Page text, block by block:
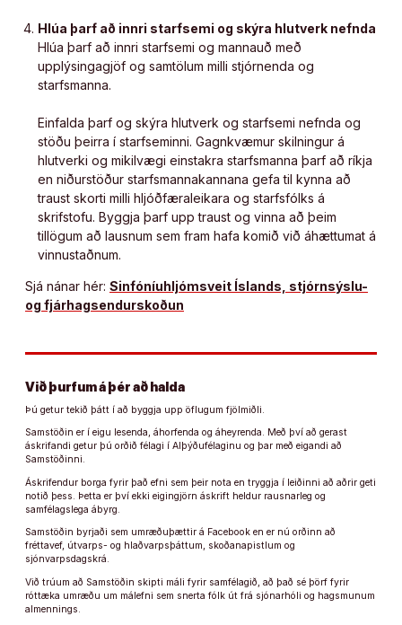
Hlúa þarf að innri starfsemi og skýra hlutverk nefnda
Hlúa þarf að innri starfsemi og mannauð með
upplýsingagjöf og samtölum milli stjórnenda og
starfsmanna.
Einfalda þarf og skýra hlutverk og starfsemi nefnda og
stöðu þeirra í starfseminni. Gagnkvæmur skilningur á
hlutverki og mikilvægi einstakra starfsmanna þarf að ríkja
en niðurstöður starfsmannakannana gefa til kynna að
traust skorti milli hljóðfæraleikara og starfsfólks á
skrifstofu. Byggja þarf upp traust og vinna að þeim
tillögum að lausnum sem fram hafa komið við áhættumat á
vinnustaðnum.
Sjá nánar hér: Sinfóníuhljómsveit Íslands, stjórnsýslu-
og fjárhagsendurskoðun
Við þurfum á þér að halda
Þú getur tekið þátt í að byggja upp öflugum fjölmiðli.
Samstöðin er í eigu lesenda, áhorfenda og áheyrenda. Með því að gerast
áskrifandi getur þú orðið félagi í Alþýðufélaginu og þar með eigandi að
Samstöðinni.
Áskrifendur borga fyrir það efni sem þeir nota en tryggja í leiðinni að aðrir geti
notið þess. Þetta er því ekki eigingjörn áskrift heldur rausnarleg og
samfélagslega ábyrg.
Samstöðin byrjaði sem umræðuþættir á Facebook en er nú orðinn að
fréttavef, útvarps- og hlaðvarpsþáttum, skoðanapistlum og
sjónvarpsdagskrá.
Við trúum að Samstöðin skipti máli fyrir samfélagið, að það sé þörf fyrir
róttæka umræðu um málefni sem snerta fólk út frá sjónarhóli og hagsmunum
almennings.